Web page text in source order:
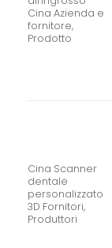
Cina Azienda e
fornitore,
Prodotto
Cina Scanner
dentale
personalizzato
3D Fornitori,
Produttori